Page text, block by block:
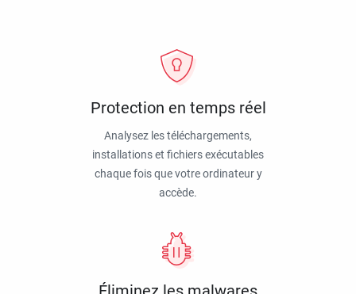
Protection en temps réel
Analysez les téléchargements,
installations et fichiers exécutables
chaque fois que votre ordinateur y
accède.